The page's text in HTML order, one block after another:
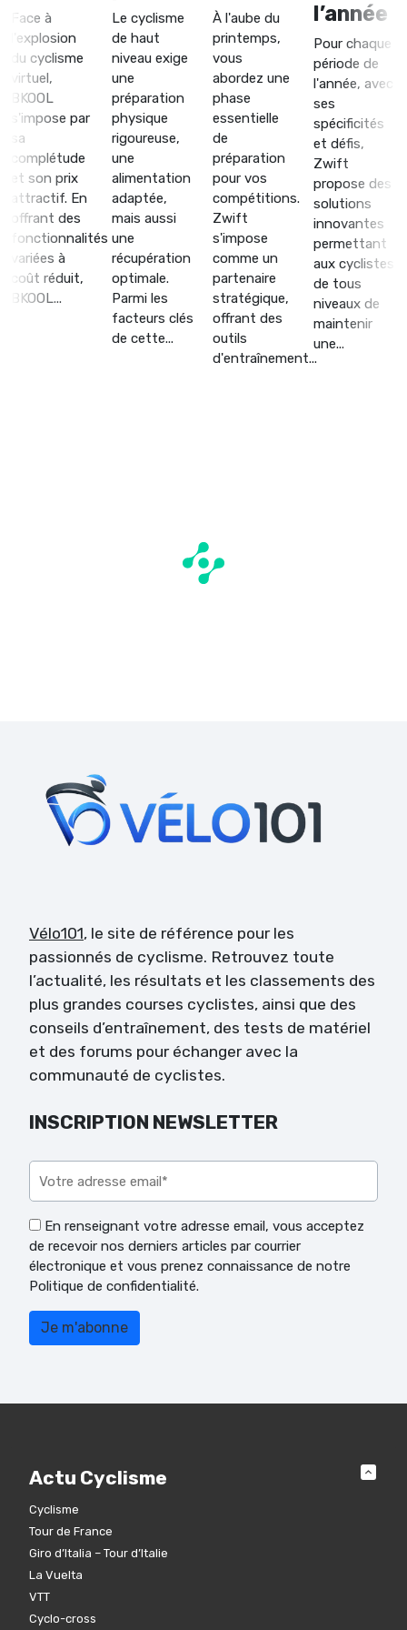
Face à
l'explosion
du cyclisme
virtuel,
BKOOL
s'impose par
sa
complétude
et son prix
attractif. En
offrant des
fonctionnalités
variées à
coût réduit,
BKOOL...
Le cyclisme
de haut
niveau exige
une
préparation
physique
rigoureuse,
une
alimentation
adaptée,
mais aussi
une
récupération
optimale.
Parmi les
facteurs clés
de cette...
À l'aube du
printemps,
vous
abordez une
phase
essentielle
de
préparation
pour vos
compétitions.
Zwift
s'impose
comme un
partenaire
stratégique,
offrant des
outils
d'entraînement...
l’année
Pour chaque
période de
l'année, avec
ses
spécificités
et défis,
Zwift
propose des
solutions
innovantes
permettant
aux cyclistes
de tous
niveaux de
maintenir
une...
Vélo101, le site de référence pour les
passionnés de cyclisme. Retrouvez toute
l’actualité, les résultats et les classements des
plus grandes courses cyclistes, ainsi que des
conseils d’entraînement, des tests de matériel
et des forums pour échanger avec la
communauté de cyclistes.
INSCRIPTION NEWSLETTER
En renseignant votre adresse email, vous acceptez
de recevoir nos derniers articles par courrier
électronique et vous prenez connaissance de notre
Politique de confidentialité.
Actu Cyclisme
Cyclisme
Tour de France
Giro d’Italia – Tour d’Italie
La Vuelta
VTT
Cyclo-cross